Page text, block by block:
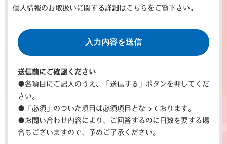
個人情報のお取扱いに関する詳細はこちらをご覧下さい。
送信前にご確認ください
●各項目にご記入のうえ、「送信する」ボタンを押してくだ
さい。
●「必須」のついた項目は必須項目となっております。
●お問い合わせ内容により、ご回答するのに日数を要する場
合もございますので、予めご了承ください。